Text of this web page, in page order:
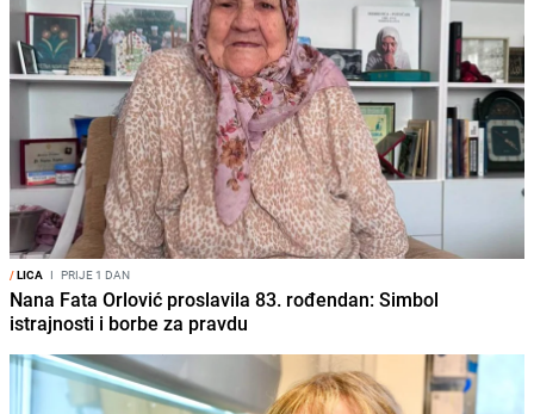
/LICA I PRIJE 1 DAN
Nana Fata Orlović proslavila 83. rođendan: Simbol
istrajnosti i borbe za pravdu